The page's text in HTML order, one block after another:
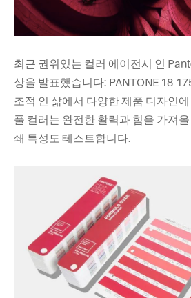
최근 권위있는 컬러 에이전시 인
상을 발표했습니다: PANTONE 18-
조적 인 삶에서 다양한 제품 디자인
풀 컬러는 완전한 활력과 힘을 가져
쇄 특성도 테스트합니다.